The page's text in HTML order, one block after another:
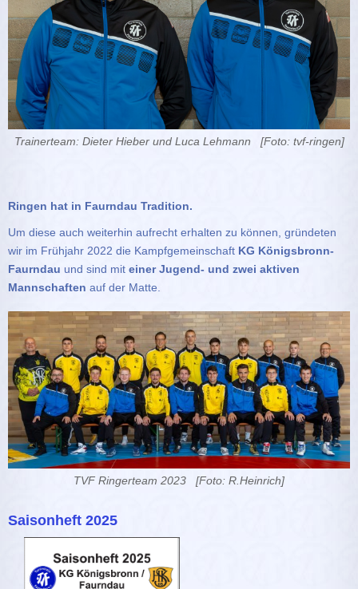
Trainerteam: Dieter Hieber und Luca Lehmann [Foto: tvf-ringen]
Ringen hat in Faurndau Tradition.
Um diese auch weiterhin aufrecht erhalten zu können, gründeten
wir im Frühjahr 2022 die Kampfgemeinschaft KG Königsbronn-
Faurndau und sind mit einer Jugend- und zwei aktiven
Mannschaften auf der Matte.
TVF Ringerteam 2023 [Foto: R.Heinrich]
Saisonheft 2025